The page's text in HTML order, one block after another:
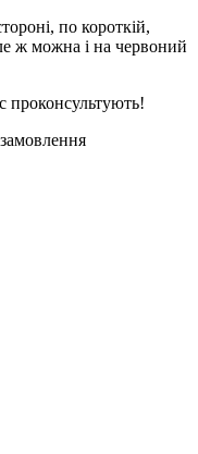
по короткій,
ж можна і на червоний
проконсультують!